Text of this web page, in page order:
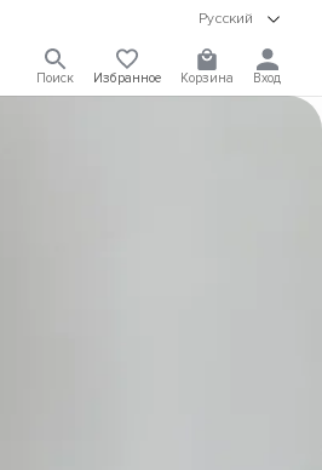
Русский
Поиск Избранное Корзина Вход